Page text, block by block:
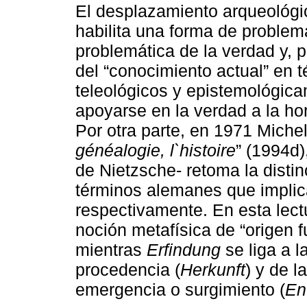
El desplazamiento
habilita una forma de
problemática de la verdad y,
del “conocimiento actual” en
teleológicos y
apoyarse en la verdad a la
Por otra parte, en 1971
généalogie, l`histoire”
de Nietzsche- retoma la
términos alemanes que
respectivamente. En esta
noción metafísica de “origen
mientras Erfindung se liga a
procedencia (Herkunft) y de
emergencia o surgimiento (